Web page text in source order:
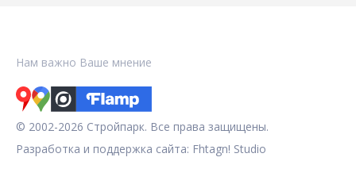
Нам важно Ваше мнение
© 2002-2026 Стройпарк. Все права защищены.
Разработка и поддержка сайта: Fhtagn! Studio